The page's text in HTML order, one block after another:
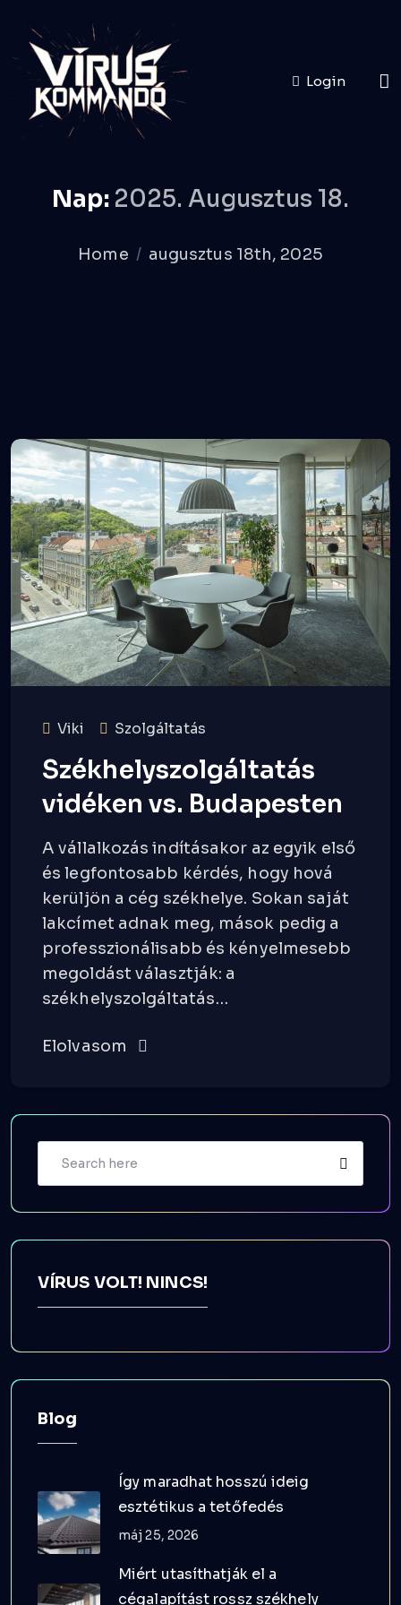
Login
Nap: 2025. Augusztus 18.
Home augusztus 18th, 2025
Viki Szolgáltatás
Székhelyszolgáltatás
vidéken vs. Budapesten
A vállalkozás indításakor az egyik első
és legfontosabb kérdés, hogy hová
kerüljön a cég székhelye. Sokan saját
lakcímet adnak meg, mások pedig a
professzionálisabb és kényelmesebb
megoldást választják: a
székhelyszolgáltatás…
Elolvasom
VÍRUS VOLT! NINCS!
Blog
Így maradhat hosszú ideig
esztétikus a tetőfedés
máj 25, 2026
Miért utasíthatják el a
cégalapítást rossz székhely